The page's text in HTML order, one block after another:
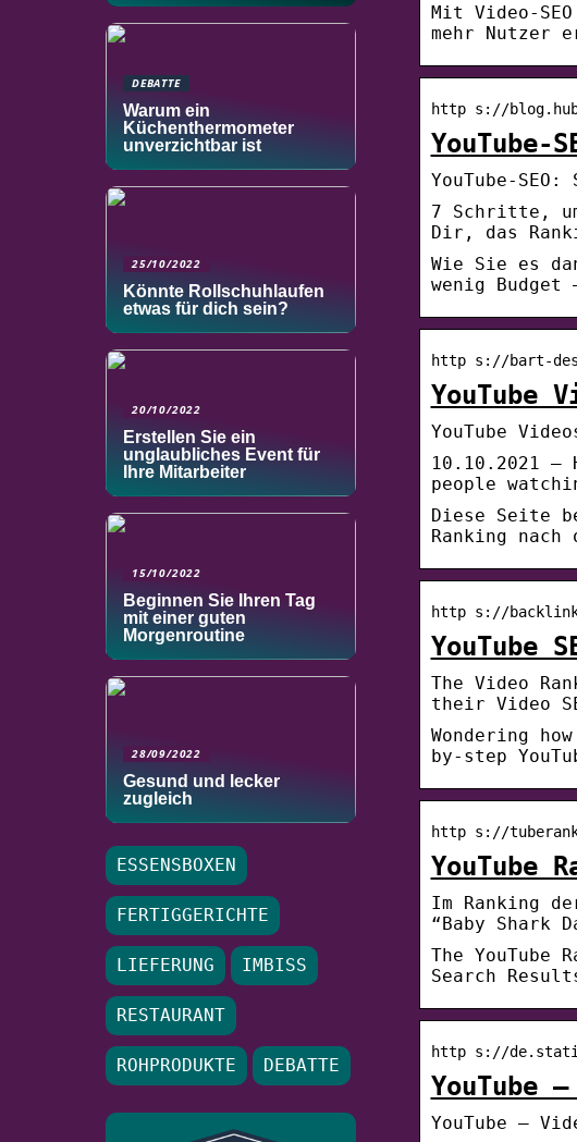
Mit Video-
mehr Nutzer
http s://
YouTube-
YouTube-
7 Schritte,
Dir, das
Wie Sie es
wenig
http s://bart-
YouTube
YouTube
10.10.2021
people
Diese Seite
Ranking
http s://
YouTube
The Video
their Video
Wondering
by-step
http s://
YouTube
Im Ranking
“Baby Shark
The
Search
http s://
YouTube
YouTube –
DEBATTE
Warum ein
Küchenthermometer
unverzichtbar ist
25/10/2022
Könnte Rollschuhlaufen
etwas für dich sein?
20/10/2022
Erstellen Sie ein
unglaubliches Event für
Ihre Mitarbeiter
15/10/2022
Beginnen Sie Ihren Tag
mit einer guten
Morgenroutine
28/09/2022
Gesund und lecker
zugleich
ESSENSBOXEN
FERTIGGERICHTE
LIEFERUNG IMBISS
RESTAURANT
ROHPRODUKTE DEBATTE